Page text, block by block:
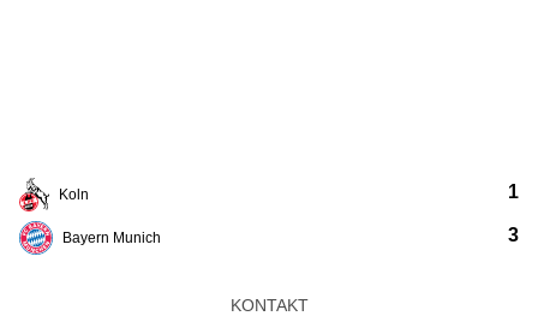
Koln
Bayern Munich
1
3
KONTAKT